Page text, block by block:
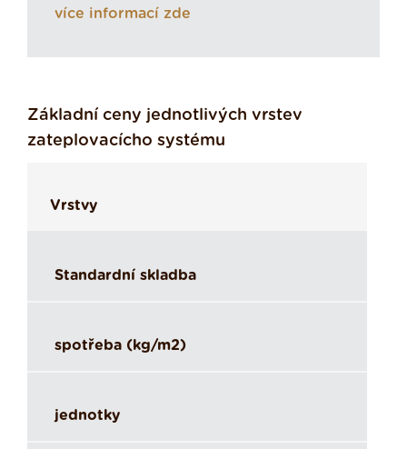
více informací zde
Základní ceny jednotlivých vrstev
zateplovacícho systému
Vrstvy
Standardní skladba
spotřeba (kg/m2)
jednotky